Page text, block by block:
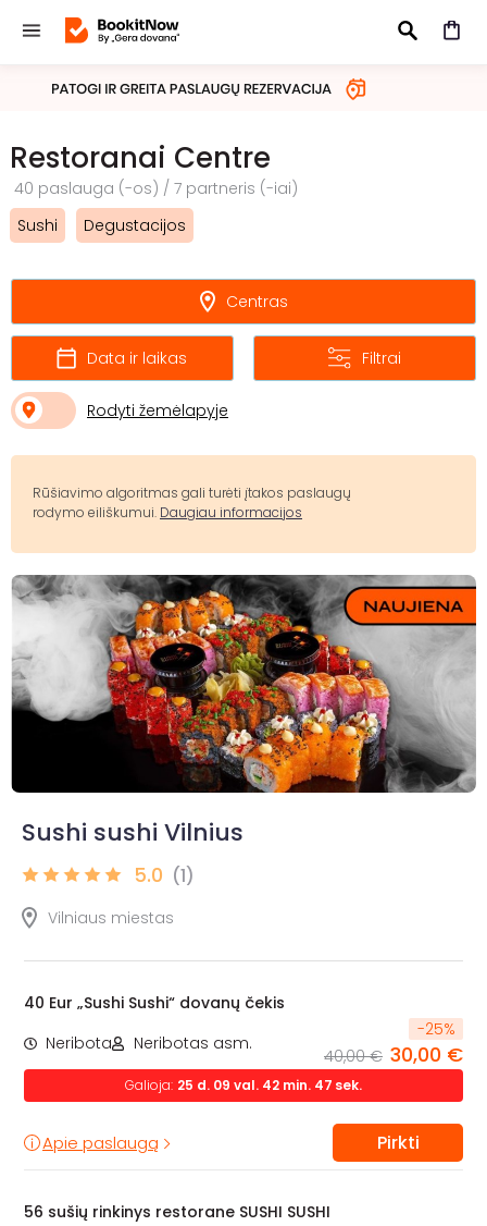
IEŠKOTI
Restoranai Centre
40 paslauga (-os) / 7 partneris (-iai)
Sushi
Degustacijos
Centras
Data ir laikas Filtrai
Rodyti žemėlapyje
Rūšiavimo algoritmas gali turėti įtakos paslaugų
rodymo eiliškumui. Daugiau informacijos
Sushi sushi Vilnius
5.0 (1)
Vilniaus miestas
40 Eur „Sushi Sushi“ dovanų čekis
Neribota
Neribotas asm.
-25%
40,00 € 30,00 €
Galioja: 25 d. 09 val. 42 min. 47 sek.
Apie paslaugą Pirkti
56 sušių rinkinys restorane SUSHI SUSHI